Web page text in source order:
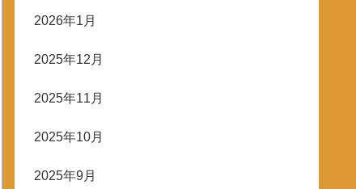
2026年1月
2025年12月
2025年11月
2025年10月
2025年9月